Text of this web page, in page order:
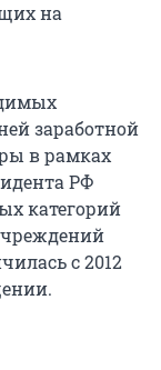
на
заработной
в рамках
РФ
категорий
с 2012